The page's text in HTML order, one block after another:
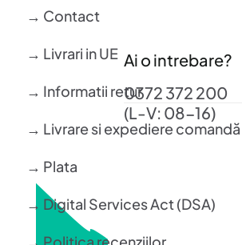
Ai o intrebare?
0372 372 200
(L-V: 08-16)
→ Contact
→ Livrari in UE
→ Informatii retur
→ Livrare si expediere comandă
→ Plata
→ Digital Services Act (DSA)
→ Politica recenziilor